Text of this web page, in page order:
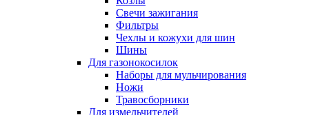
Свечи зажигания
Фильтры
Чехлы и кожухи для шин
Шины
Для газонокосилок
Наборы для мульчирования
Ножи
Травосборники
Для измельчителей